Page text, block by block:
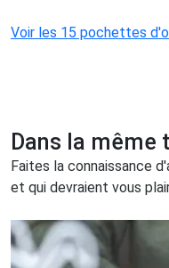
Voir les 15 pochettes
Dans la même
Faites la connaissance
et qui devraient vous